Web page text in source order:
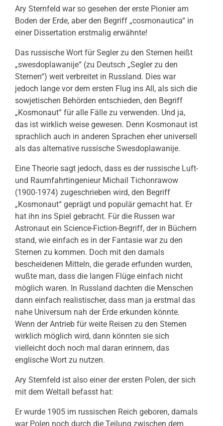
Ary Sternfeld war so gesehen der erste Pionier am
Boden der Erde, aber den Begriff „cosmonautica“ in
einer Dissertation erstmalig erwähnte!
Das russische Wort für Segler zu den Sternen heißt
„swesdoplawanije“ (zu Deutsch „Segler zu den
Sternen“) weit verbreitet in Russland. Dies war
jedoch lange vor dem ersten Flug ins All, als sich die
sowjetischen Behörden entschieden, den Begriff
„Kosmonaut“ für alle Fälle zu verwenden. Und ja,
das ist wirklich weise gewesen. Denn Kosmonaut ist
sprachlich auch in anderen Sprachen eher universell
als das alternative russische Swesdoplawanije.
Eine Theorie sagt jedoch, dass es der russische Luft-
und Raumfahrtingenieur Michail Tichonrawow
(1900-1974) zugeschrieben wird, den Begriff
„Kosmonaut“ geprägt und populär gemacht hat. Er
hat ihn ins Spiel gebracht. Für die Russen war
Astronaut ein Science-Fiction-Begriff, der in Büchern
stand, wie einfach es in der Fantasie war zu den
Sternen zu kommen. Doch mit den damals
bescheidenen Mitteln, die gerade erfunden wurden,
wußte man, dass die langen Flüge einfach nicht
möglich waren. In Russland dachten die Menschen
dann einfach realistischer, dass man ja erstmal das
nahe Universum nah der Erde erkunden könnte.
Wenn der Antrieb für weite Reisen zu den Sternen
wirklich möglich wird, dann könnten sie sich
vielleicht doch noch mal daran erinnern, das
englische Wort zu nutzen.
Ary Sternfeld ist also einer der ersten Polen, der sich
mit dem Weltall befasst hat:
Er wurde 1905 im russischen Reich geboren, damals
war Polen noch durch die Teilung zwischen dem